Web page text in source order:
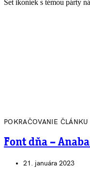
Set ikoniek s témou párty
POKRAČOVANIE ČLÁNKU
Font dňa –
21. januára 2023